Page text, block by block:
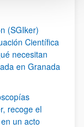
(SGIker)
Científica
necesitan
en Granada
recoge el
un acto